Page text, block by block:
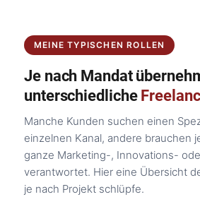
MEINE TYPISCHEN ROLLEN
Je nach Mandat
unterschiedliche
Manche Kunden suchen einen
einzelnen Kanal, andere brauchen
ganze Marketing-, Innovations-
verantwortet. Hier eine Übersicht
je nach Projekt schlüpfe.